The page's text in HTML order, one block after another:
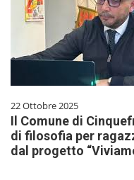
22 Ottobre 2025
Il Comune di
di filosofia per
dal progetto